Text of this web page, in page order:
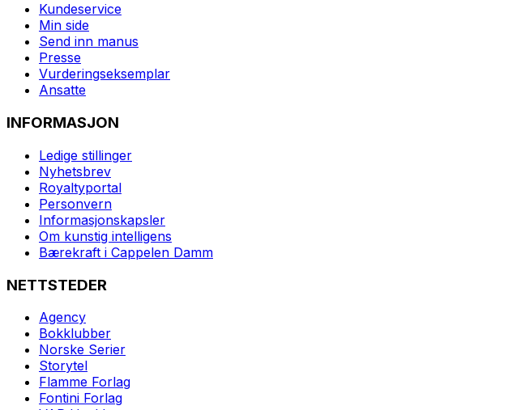
Kundeservice
Min side
Send inn manus
Presse
Vurderingseksemplar
Ansatte
INFORMASJON
Ledige stillinger
Nyhetsbrev
Royaltyportal
Personvern
Informasjonskapsler
Om kunstig intelligens
Bærekraft i Cappelen Damm
NETTSTEDER
Agency
Bokklubber
Norske Serier
Storytel
Flamme Forlag
Fontini Forlag